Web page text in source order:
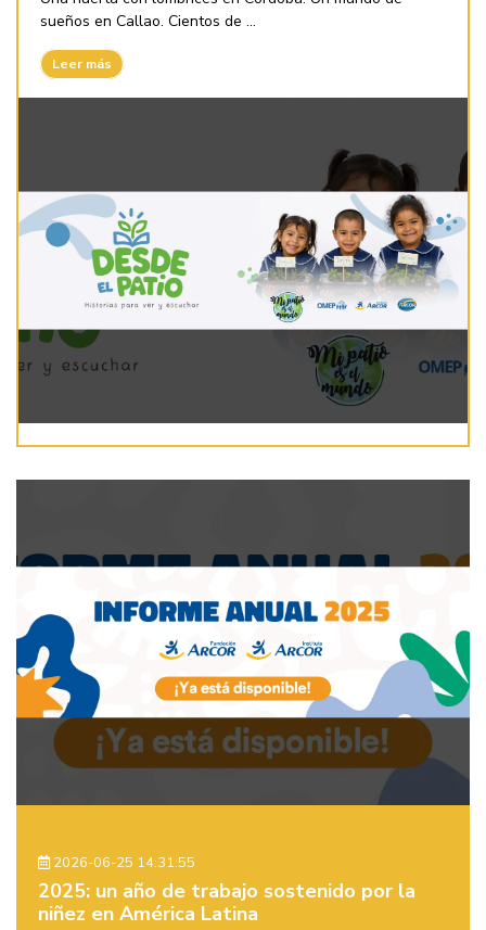
sueños en Callao. Cientos de ...
Leer más
2026-06-25 14:31:55
2025: un año de trabajo sostenido por la
niñez en América Latina